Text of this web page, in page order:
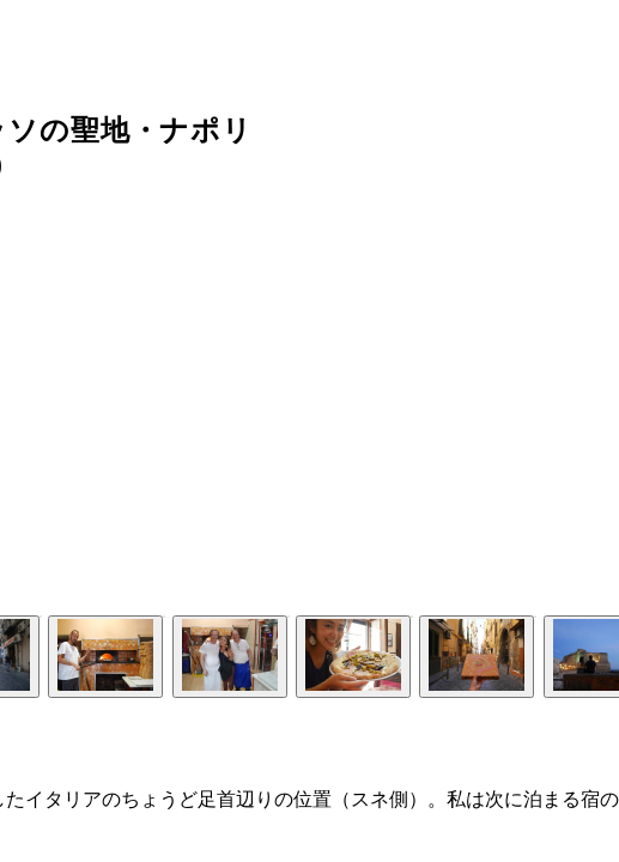
の聖地・ナポリ
イタリアのちょうど足首辺りの位置（スネ側）。私は次に泊まる宿の